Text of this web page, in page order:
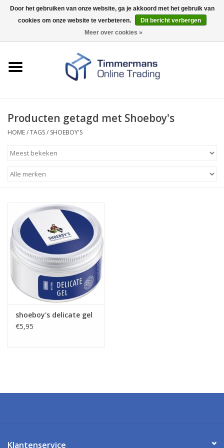
0 Artikelen - €0,00
Merken
Producten getagd met Shoeboy's
HOME/TAGS/ SHOEBOY'S
shoeboy's delicate gel
€5,95
Klantenservice
Door het gebruiken van onze website, ga je akkoord met het gebruik van
cookies om onze website te verbeteren.
Dit bericht verbergen
Meer over cookies »